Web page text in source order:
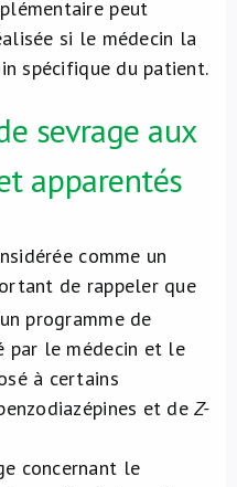
peut
si le médecin la
spécifique du patient.
sevrage aux
apparentés
comme un
de rappeler que
programme de
par le médecin et le
à certains
et deZ-
concernant le